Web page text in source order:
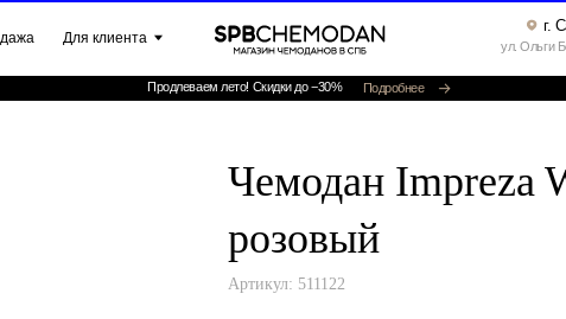
Для клиента
ул. Ольги Берггольц, 35а, офис
г. Санкт-Петербург ▸
Подробнее
Продлеваем лето! Скидки до −30%
Чемодан Impreza
розовый
Артикул: 511122